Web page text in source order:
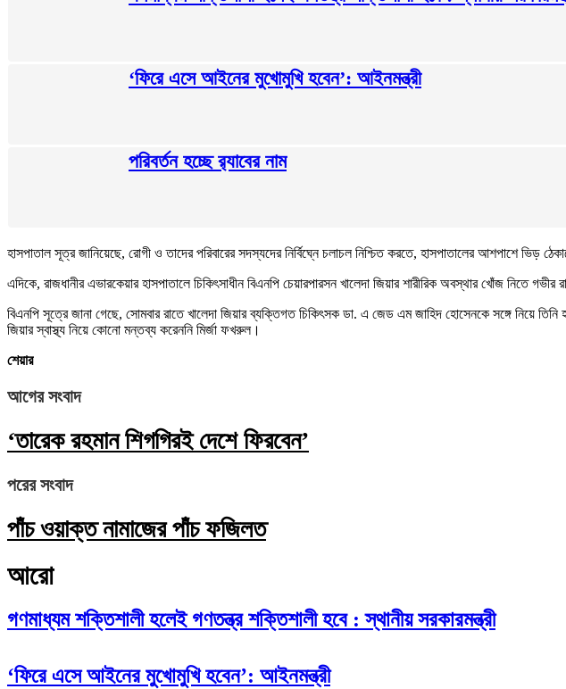
‘ফিরে এসে আইনের মুখোমুখি হবেন’: আইনমন্ত্রী
পরিবর্তন হচ্ছে র‌্যাবের নাম
হাসপাতাল সূত্র জানিয়েছে, রোগী ও তাদের পরিবারের সদস্যদের নির্বিঘ্নে চলাচল নিশ্চিত করতে, হাসপাতালের আশপাশে ভিড়
এদিকে, রাজধানীর এভারকেয়ার হাসপাতালে চিকিৎসাধীন বিএনপি চেয়ারপারসন খালেদা জিয়ার শারীরিক অবস্থার খোঁজ নিতে
বিএনপি সূত্রে জানা গেছে, সোমবার রাতে খালেদা জিয়ার ব্যক্তিগত চিকিৎসক ডা. এ জেড এম জাহিদ হোসেনকে সঙ্গে নিয়ে
জিয়ার স্বাস্থ্য নিয়ে কোনো মন্তব্য করেননি মির্জা ফখরুল।
শেয়ার
আগের সংবাদ
‘তারেক রহমান শিগগিরই দেশে ফিরবেন’
পরের সংবাদ
পাঁচ ওয়াক্ত নামাজের পাঁচ ফজিলত
আরো
গণমাধ্যম শক্তিশালী হলেই গণতন্ত্র শক্তিশালী হবে : স্থানীয় সরকারমন্ত্রী
‘ফিরে এসে আইনের মুখোমুখি হবেন’: আইনমন্ত্রী